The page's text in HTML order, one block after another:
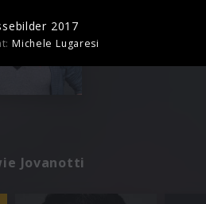
Jovanotti
2017
Michele Lugaresi